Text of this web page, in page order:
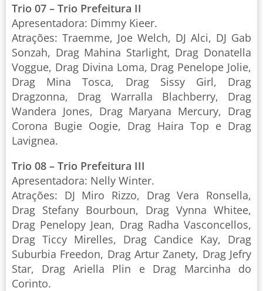
Trio 07 – Trio Prefeitura II
Apresentadora: Dimmy Kieer.
Atrações: Traemme, Joe Welch, DJ Alci, DJ Gab
Sonzah, Drag Mahina Starlight, Drag Donatella
Voggue, Drag Divina Loma, Drag Penelope Jolie,
Drag Mina Tosca, Drag Sissy Girl, Drag
Dragzonna, Drag Warralla Blachberry, Drag
Wandera Jones, Drag Maryana Mercury, Drag
Corona Bugie Oogie, Drag Haira Top e Drag
Lavignea.
Trio 08 – Trio Prefeitura III
Apresentadora: Nelly Winter.
Atrações: DJ Miro Rizzo, Drag Vera Ronsella,
Drag Stefany Bourboun, Drag Vynna Whitee,
Drag Penelopy Jean, Drag Radha Vasconcellos,
Drag Ticcy Mirelles, Drag Candice Kay, Drag
Suburbia Freedon, Drag Artur Zanety, Drag Jefry
Star, Drag Ariella Plin e Drag Marcinha do
Corinto.